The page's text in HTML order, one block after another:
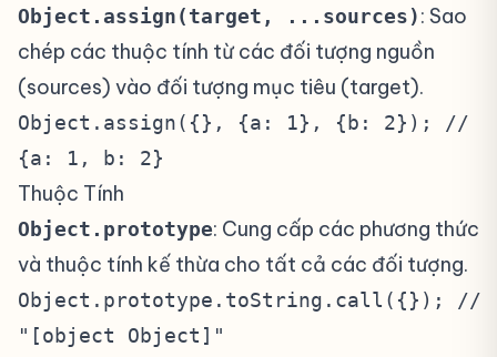
Object.assign(target, ...sources): Sao
chép các thuộc tính từ các đối tượng nguồn
(sources) vào đối tượng mục tiêu (target).
Object.assign({}, {a: 1}, {b: 2}); //
{a: 1, b: 2}
Thuộc Tính
Object.prototype: Cung cấp các phương thức
và thuộc tính kế thừa cho tất cả các đối tượng.
Object.prototype.toString.call({}); //
"[object Object]"